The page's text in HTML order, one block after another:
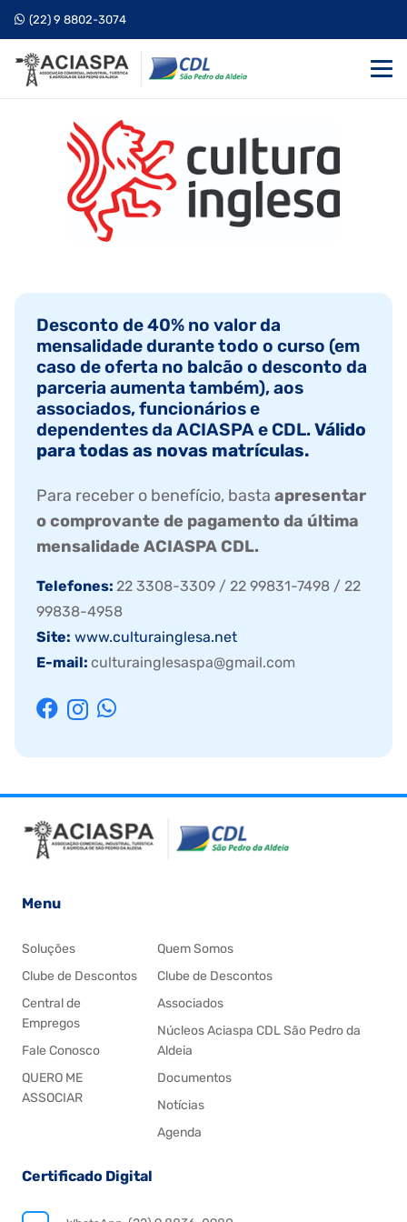
(22) 9 8802-3074
Desconto de 40% no valor da
mensalidade durante todo o curso (em
caso de oferta no balcão o desconto da
parceria aumenta também), aos
associados, funcionários e
dependentes da ACIASPA e CDL.Válido
para todas as novas matrículas.
Para receber o benefício, basta apresentar
o comprovante de pagamento da última
mensalidade ACIASPA CDL.
Telefones: 22 3308-3309 / 22 99831-7498 / 22
99838-4958
Site: www.culturainglesa.net
E-mail: culturainglesaspa@gmail.com
Menu
Soluções
Clube de Descontos
Central de
Empregos
Fale Conosco
QUERO ME
ASSOCIAR
Quem Somos
Clube de Descontos
Associados
Núcleos Aciaspa CDL São Pedro da
Aldeia
Documentos
Notícias
Agenda
Certificado Digital